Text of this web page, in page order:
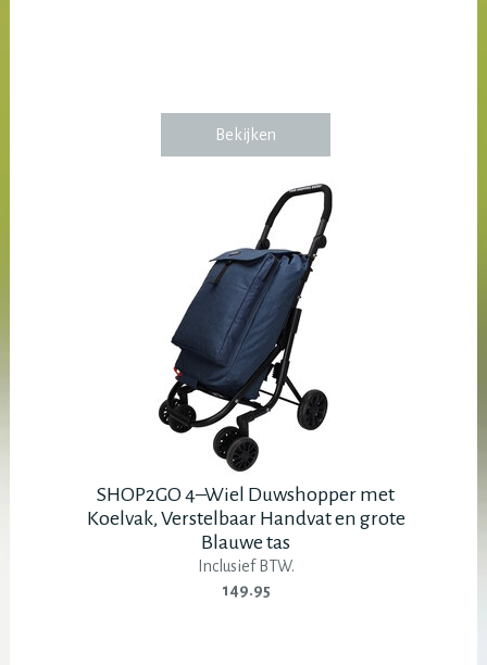
Bekijken
SHOP2GO 4–Wiel Duwshopper met
Koelvak, Verstelbaar Handvat en grote
Blauwe tas
Inclusief BTW.
149.95